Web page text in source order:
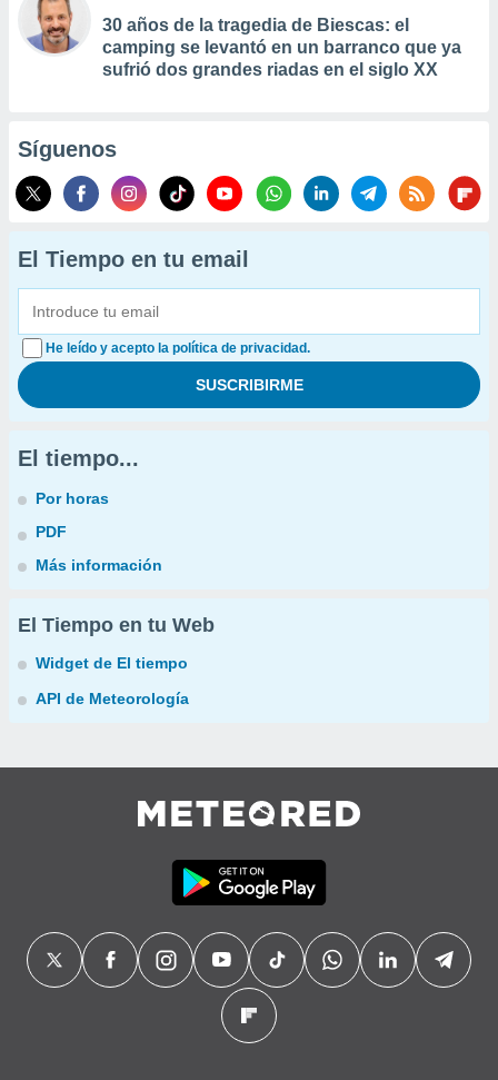
30 años de la tragedia de Biescas: el
camping se levantó en un barranco que ya
sufrió dos grandes riadas en el siglo XX
Síguenos
El Tiempo en tu email
He leído y acepto la política de privacidad.
El tiempo...
Por horas
PDF
Más información
El Tiempo en tu Web
Widget de El tiempo
API de Meteorología